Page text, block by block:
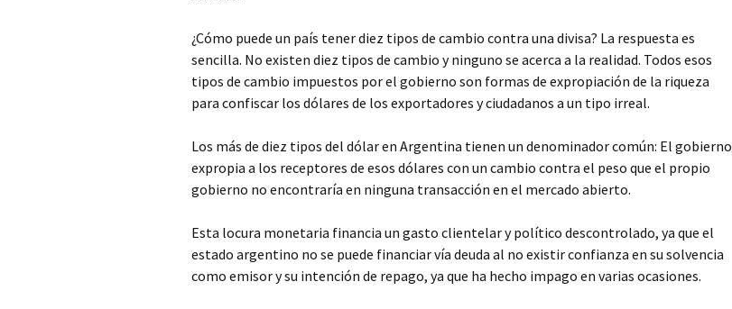
¿Cómo puede un país tener diez tipos de cambio contra una divisa? La respuesta es
sencilla. No existen diez tipos de cambio y ninguno se acerca a la realidad. Todos esos
tipos de cambio impuestos por el gobierno son formas de expropiación de la riqueza
para confiscar los dólares de los exportadores y ciudadanos a un tipo irreal.
Los más de diez tipos del dólar en Argentina tienen un denominador común: El gobierno
expropia a los receptores de esos dólares con un cambio contra el peso que el propio
gobierno no encontraría en ninguna transacción en el mercado abierto.
Esta locura monetaria financia un gasto clientelar y político descontrolado, ya que el
estado argentino no se puede financiar vía deuda al no existir confianza en su solvencia
como emisor y su intención de repago, ya que ha hecho impago en varias ocasiones.